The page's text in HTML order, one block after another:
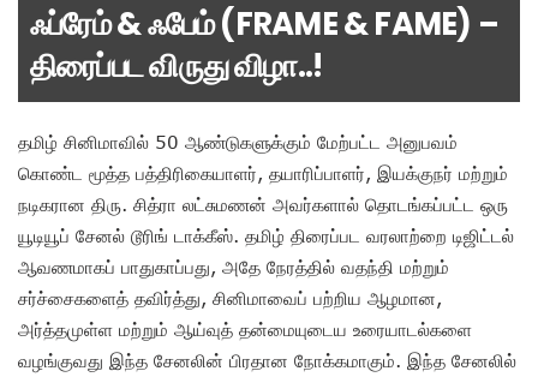
ஃப்ரேம் & ஃபேம் (FRAME & FAME) –
திரைப்பட விருது விழா..!
தமிழ் சினிமாவில் 50 ஆண்டுகளுக்கும் மேற்பட்ட அனுபவம்
கொண்ட மூத்த பத்திரிகையாளர், தயாரிப்பாளர், இயக்குநர் மற்றும்
நடிகரான திரு. சித்ரா லட்சுமணன் அவர்களால் தொடங்கப்பட்ட ஒரு
யூடியூப் சேனல் டூரிங் டாக்கீஸ். தமிழ் திரைப்பட வரலாற்றை டிஜிட்டல்
ஆவணமாகப் பாதுகாப்பது, அதே நேரத்தில் வதந்தி மற்றும்
சர்ச்சைகளைத் தவிர்த்து, சினிமாவைப் பற்றிய ஆழமான,
அர்த்தமுள்ள மற்றும் ஆய்வுத் தன்மையுடைய உரையாடல்களை
வழங்குவது இந்த சேனலின் பிரதான நோக்கமாகும். இந்த சேனலில்